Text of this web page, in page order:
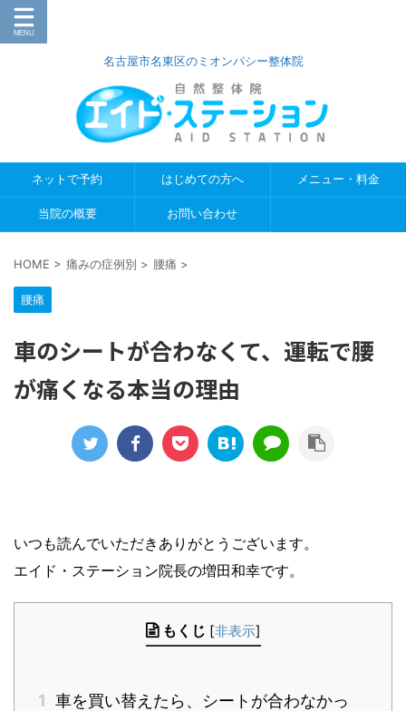
名古屋市名東区のミオンパシー整体院
ネットで予約 はじめての方へ メニュー・料金
当院の概要 お問い合わせ
HOME > 痛みの症例別 > 腰痛 >
腰痛
車のシートが合わなくて、運転で腰
が痛くなる本当の理由
いつも読んでいただきありがとうございます。
エイド・ステーション院長の増田和幸です。
もくじ [非表示]
1 車を買い替えたら、シートが合わなかっ